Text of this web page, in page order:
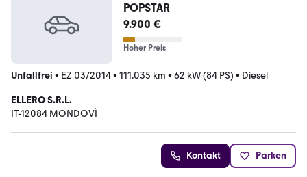
POPSTAR
9.900 €
Hoher Preis
Unfallfrei • EZ 03/2014• 111.035 km • 62 kW (84 PS) • Diesel
ELLERO S.R.L.
IT-12084 MONDOVÌ
Kontakt Parken